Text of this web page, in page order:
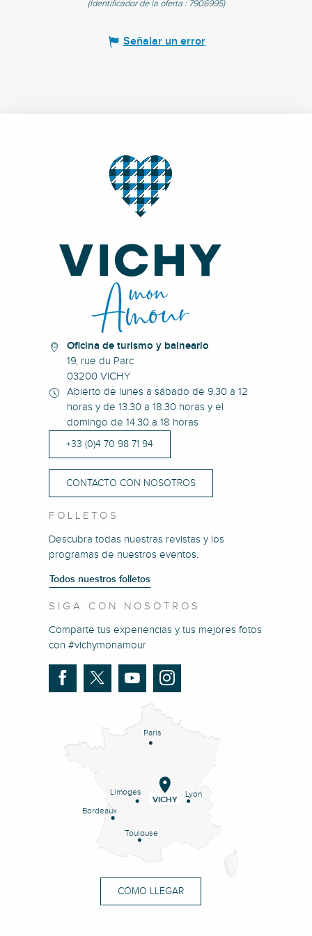
(Identificador de la oferta : 7906995)
Señalar un error
Oficina de turismo y balneario
19, rue du Parc
03200 VICHY
Abierto de lunes a sábado de 9.30 a 12
horas y de 13.30 a 18.30 horas y el
domingo de 14.30 a 18 horas
+33 (0)4 70 98 71 94
CONTACTO CON NOSOTROS
FOLLETOS
Descubra todas nuestras revistas y los
programas de nuestros eventos.
Todos nuestros folletos
SIGA CON NOSOTROS
Comparte tus experiencias y tus mejores fotos
con #vichymonamour
Paris
Lyon
Limoges
Bordeaux
Toulouse
VICHY
CÓMO LLEGAR